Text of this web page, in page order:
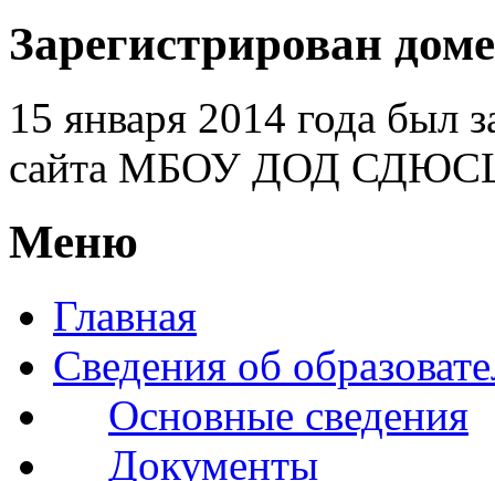
Зарегистрирован
15 января 2014 года был
сайта МБОУ ДОД
Меню
Главная
Сведения об
Основные сведения
Документы